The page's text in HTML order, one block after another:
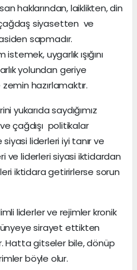
haklarından, laiklikten, din
siyasetten ve
sapmadır.
uygarlık ışığını
yolundan geriye
hazırlamaktır.
yukarıda saydığımız
çağdışı politikalar
liderleri iyi tanır ve
ve liderleri siyasi iktidardan
iktidara getirirlerse sorun
liderler ve rejimler kronik
sirayet ettikten
Hatta gitseler bile, dönüp
böyle olur.